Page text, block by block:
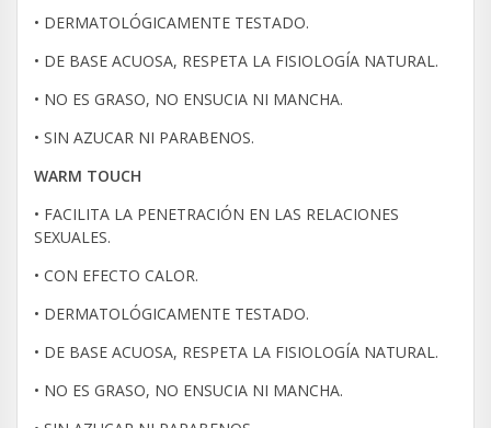
• DERMATOLÓGICAMENTE TESTADO.
• DE BASE ACUOSA, RESPETA LA FISIOLOGÍA NATURAL.
• NO ES GRASO, NO ENSUCIA NI MANCHA.
• SIN AZUCAR NI PARABENOS.
WARM TOUCH
• FACILITA LA PENETRACIÓN EN LAS RELACIONES
SEXUALES.
• CON EFECTO CALOR.
• DERMATOLÓGICAMENTE TESTADO.
• DE BASE ACUOSA, RESPETA LA FISIOLOGÍA NATURAL.
• NO ES GRASO, NO ENSUCIA NI MANCHA.